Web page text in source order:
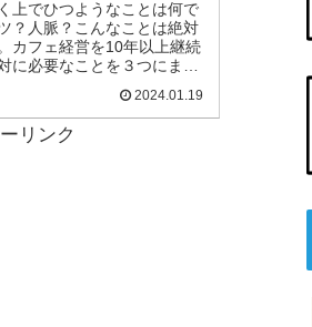
上でひつようなことは何で
？人脈？こんなことは絶対
カフェ経営を10年以上継続
に必要なことを３つにまと
ている方やカフェをすでに
読み勧めましょう！
2024.01.19
リンク